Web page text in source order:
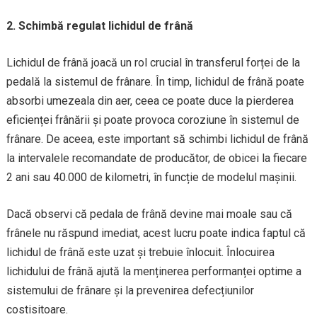
2. Schimbă regulat lichidul de frână
Lichidul de frână joacă un rol crucial în transferul forței de la
pedală la sistemul de frânare. În timp, lichidul de frână poate
absorbi umezeala din aer, ceea ce poate duce la pierderea
eficienței frânării și poate provoca coroziune în sistemul de
frânare. De aceea, este important să schimbi lichidul de frână
la intervalele recomandate de producător, de obicei la fiecare
2 ani sau 40.000 de kilometri, în funcție de modelul mașinii.
Dacă observi că pedala de frână devine mai moale sau că
frânele nu răspund imediat, acest lucru poate indica faptul că
lichidul de frână este uzat și trebuie înlocuit. Înlocuirea
lichidului de frână ajută la menținerea performanței optime a
sistemului de frânare și la prevenirea defecțiunilor
costisitoare.